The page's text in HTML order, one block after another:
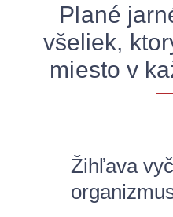
Plané
všeliek,
miesto v
Žihľava